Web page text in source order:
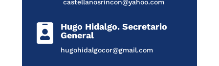
castellanosrincon@yahoo.com

Hugo Hidalgo. Secretario
General
hugohidalgocor@gmail.com